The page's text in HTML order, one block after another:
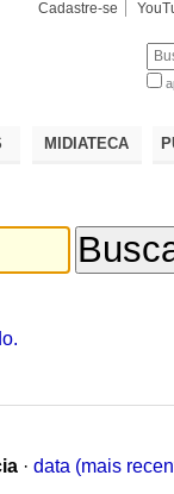
Cadastre-se
MIDIATECA
· data (mais